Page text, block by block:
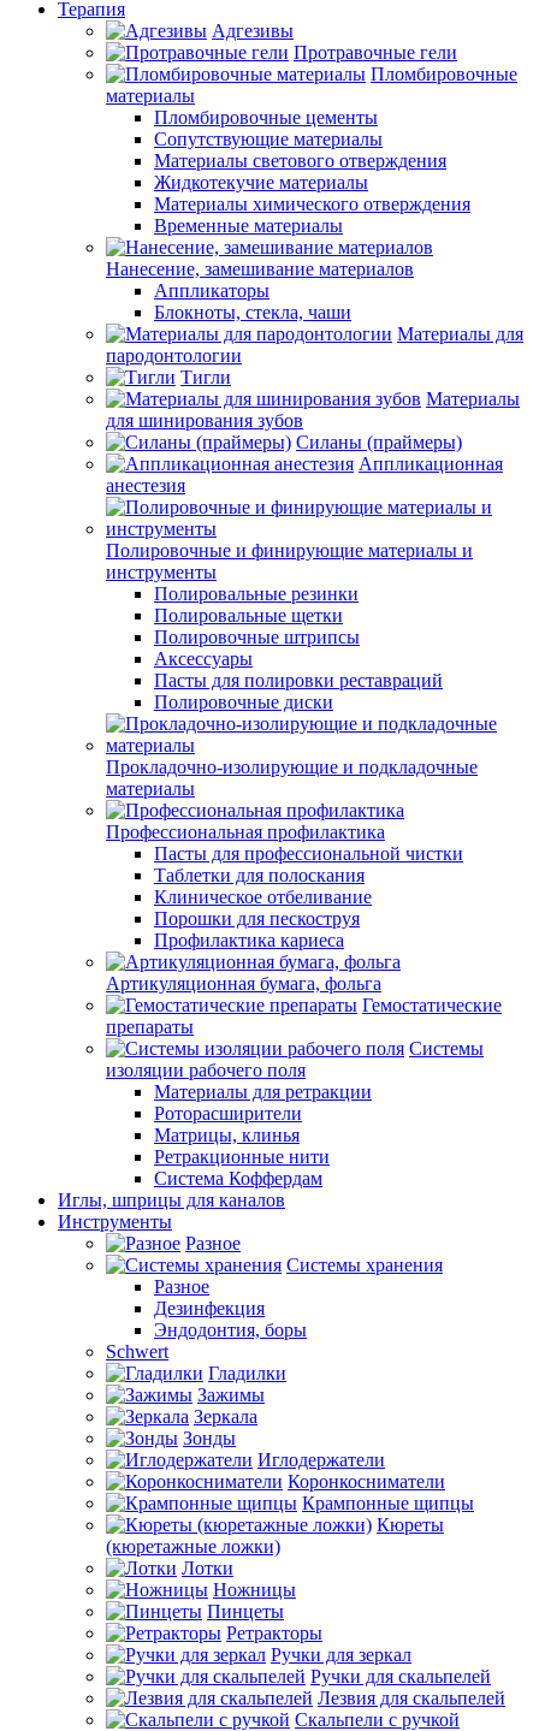
Терапия
Адгезивы
Протравочные гели
Пломбировочные
материалы
Пломбировочные цементы
Сопутствующие материалы
Материалы светового отверждения
Жидкотекучие материалы
Материалы химического отверждения
Временные материалы
Нанесение, замешивание материалов
Аппликаторы
Блокноты, стекла, чаши
Материалы для
пародонтологии
Тигли
Материалы
для шинирования зубов
Силаны (праймеры)
Аппликационная
анестезия
Полировочные и финирующие материалы и
инструменты
Полировальные резинки
Полировальные щетки
Полировочные штрипсы
Аксессуары
Пасты для полировки реставраций
Полировочные диски
Прокладочно-изолирующие и подкладочные
материалы
Профессиональная профилактика
Пасты для профессиональной чистки
Таблетки для полоскания
Клиническое отбеливание
Порошки для пескоструя
Профилактика кариеса
Артикуляционная бумага, фольга
Гемостатические
препараты
Системы
изоляции рабочего поля
Материалы для ретракции
Роторасширители
Матрицы, клинья
Ретракционные нити
Система Коффердам
Иглы, шприцы для каналов
Инструменты
Разное
Системы хранения
Разное
Дезинфекция
Эндодонтия, боры
Schwert
Гладилки
Зажимы
Зеркала
Зонды
Иглодержатели
Коронкосниматели
Крампонные щипцы
Кюреты
(кюретажные ложки)
Лотки
Ножницы
Пинцеты
Ретракторы
Ручки для зеркал
Ручки для скальпелей
Лезвия для скальпелей
Скальпели с ручкой